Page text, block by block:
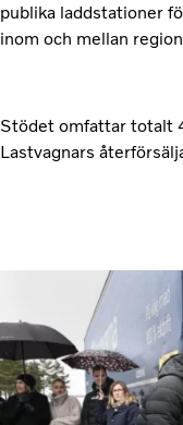
publika laddstationer
inom och mellan
Stödet omfattar totalt
Lastvagnars